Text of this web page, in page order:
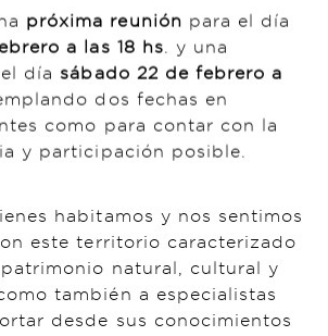
a las 18 hs . y una
día
sábado 22 de febrero a
dos fechas en
como para contar con la
y participación posible.
este territorio caracterizado
natural, cultural y
también a especialistas
desde sus conocimientos
parte de este proceso.